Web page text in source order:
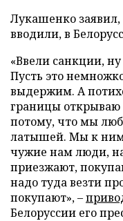
Лукашенко
вводили, в
«Ввели санкции,
Пусть это
выдержим. А
границы открываю
потому, что мы
латышей. Мы к ним
чужие нам люди,
приезжают,
надо туда везти
покупают», –
Белоруссии его